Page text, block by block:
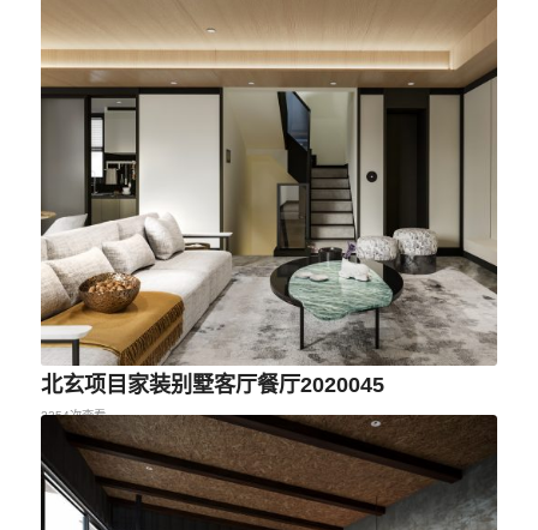
北玄项目家装别墅客厅餐厅2020045
2254次查看